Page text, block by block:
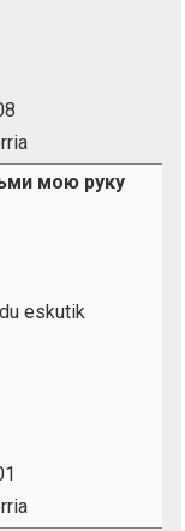
мою руку
eskutik